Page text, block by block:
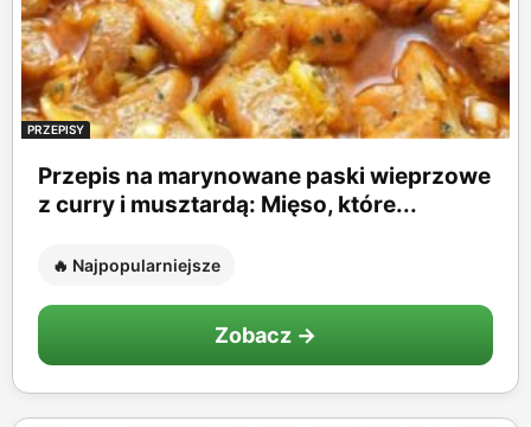
PRZEPISY
Przepis na marynowane paski wieprzowe
z curry i musztardą: Mięso, które...
🔥 Najpopularniejsze
Zobacz →